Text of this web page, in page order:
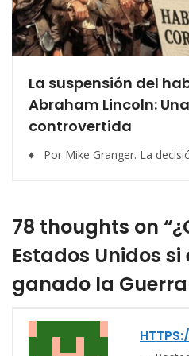
La suspensión del
Abraham Lincoln:
controvertida
♦ Por Mike Granger. La
78 thoughts on
Estados Unidos
ganado la Guerra